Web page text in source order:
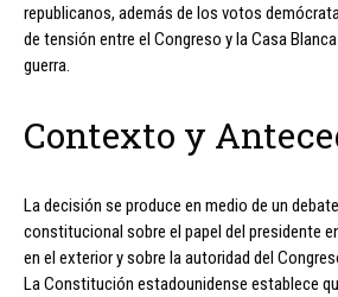
republicanos, además de los votos
de tensión entre el Congreso y la Casa
guerra.
Contexto y
La decisión se produce en medio de un
constitucional sobre el papel del presidente
en el exterior y sobre la autoridad del
La Constitución estadounidense establece